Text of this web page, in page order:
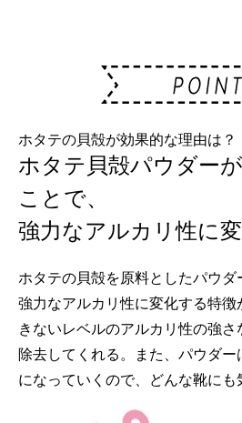
ホタテの貝殻が効果的な理由は
ホタテ貝殻パウダー
ことで、
強力なアルカリ性に変
ホタテの貝殻を原料としたパウダ
強力なアルカリ性に変化する特
きないレベルのアルカリ性の強
除去してくれる。また、パウダー
になっていくので、どんな靴にも